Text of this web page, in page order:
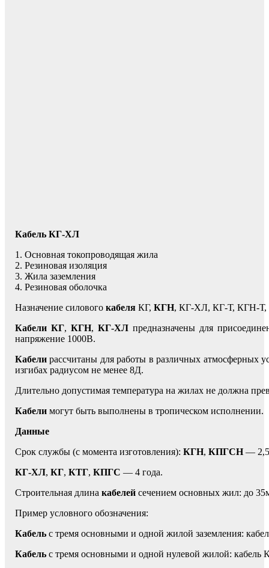
Кабель КГ-ХЛ
1. Основная токопроводящая жила
2. Резиновая изоляция
3. Жила заземления
4. Резиновая оболочка
Назначение силового кабеля КГ, КГН, КГ-ХЛ, КГ-Т, КГН-
Кабели КГ, КГН, КГ-ХЛ предназначены для
напряжение 1000В.
Кабели рассчитаны для работы в различных атмосферных
изгибах радиусом не менее 8Д.
Длительно допустимая температура на жилах не должна
Кабели могут быть выполнены в тропическом исполнении.
Данные
Срок службы (с момента изготовления): КГН, КПГСН— 2,5
КГ-ХЛ, КГ, КТГ, КПГС — 4 года.
Строительная длина кабелей сечением основных жил: до
Пример условного обозначения:
Кабель с тремя основными и одной жилой заземления:
Кабель с тремя основными и одной нулевой жилой: